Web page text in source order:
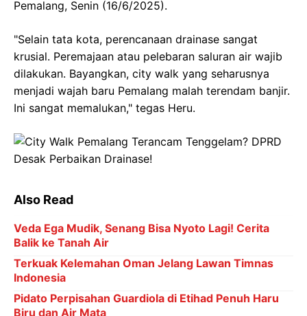
Pemalang, Senin (16/6/2025).
"Selain tata kota, perencanaan drainase sangat
krusial. Peremajaan atau pelebaran saluran air wajib
dilakukan. Bayangkan, city walk yang seharusnya
menjadi wajah baru Pemalang malah terendam banjir.
Ini sangat memalukan," tegas Heru.
Also Read
Veda Ega Mudik, Senang Bisa Nyoto Lagi! Cerita
Balik ke Tanah Air
Terkuak Kelemahan Oman Jelang Lawan Timnas
Indonesia
Pidato Perpisahan Guardiola di Etihad Penuh Haru
Biru dan Air Mata